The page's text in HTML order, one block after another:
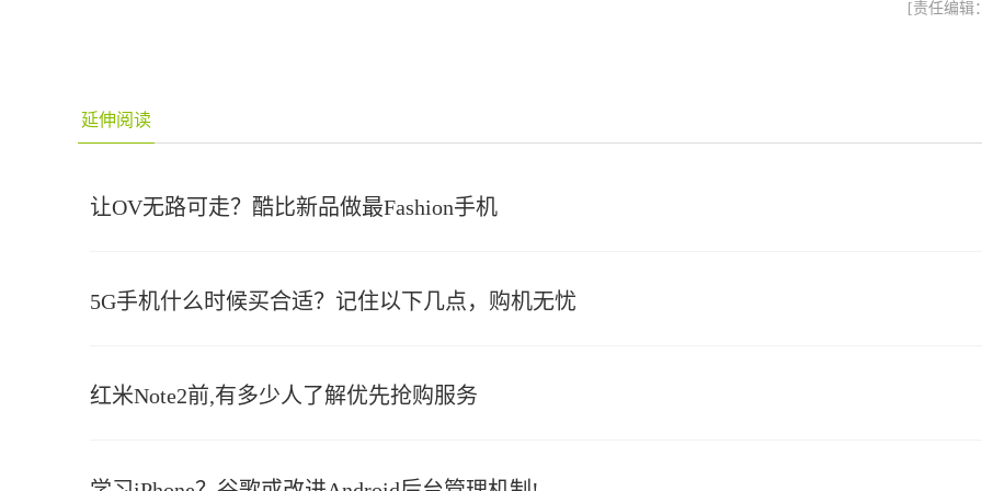
[责任编辑
延伸阅读
让OV无路可走？酷比新品做最Fashion手机
5G手机什么时候买合适？记住以下几点，购机无忧
红米Note2前,有多少人了解优先抢购服务